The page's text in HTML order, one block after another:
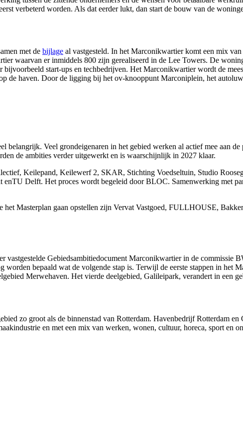
verbeterd worden. Als dat eerder lukt, dan start de bouw van de
met de bijlage al vastgesteld. In het Marconikwartierkomt een mix van
waarvan erinmiddels 800 zijn gerealiseerd in de Lee Towers. De
bijvoorbeeld start-ups en techbedrijven. Het Marconikwartier wordt de
de haven. Door de ligging bij het ov-knooppunt Marconiplein, het
Veel grondeigenaren in het gebied werken al actief mee aan
de ambities verder uitgewerkt en is waarschijnlijk in 2027 klaar.
Keilepand, Keilewerf 2, SKAR, Stichting Voedseltuin, Studio
enTU Delft. Het proces wordt begeleid door BLOC. Samenwerking met
het Masterplan gaan opstellen zijn Vervat Vastgoed, FULLHOUSE,
vastgestelde Gebiedsambitiedocument Marconikwartier in de commissie
bepaald wat de volgende stap is. Terwijl de eerste stappen in het
Merwehaven. Het vierde deelgebied, Galileipark, verandert in een
zo groot als de binnenstad van Rotterdam. Havenbedrijf Rotterdam en
en met een mix van werken, wonen, cultuur, horeca, sport en